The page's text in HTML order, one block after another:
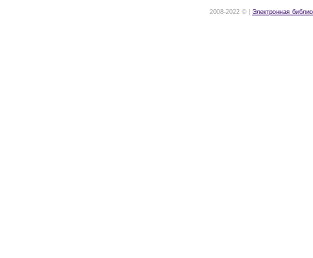
2008-2022 © | Электронная